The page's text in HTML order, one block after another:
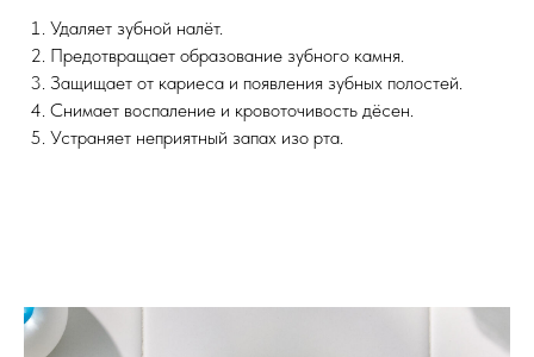
Удаляет зубной налёт.
Предотвращает образование зубного камня.
Защищает от кариеса и появления зубных полостей.
Снимает воспаление и кровоточивость дёсен.
Устраняет неприятный запах изо рта.